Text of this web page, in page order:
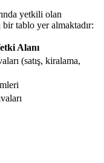
yetkili olan
tablo yer almaktadır:
Alanı
(satış, kiralama,